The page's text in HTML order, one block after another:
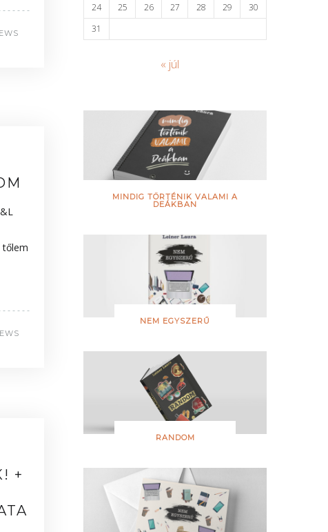
tőlem
+
24
25 26 27 28 29
30
31
« júl
MINDIG TÖRTÉNIK VALAMI A
DEÁKBAN
NEM EGYSZERŰ
RANDOM